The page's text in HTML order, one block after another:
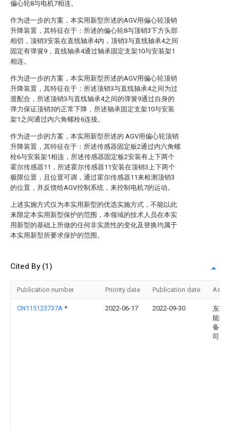
偏心轮8与电机7相连。
作为进一步的方案，本实用新型所述的AGV用偏心轮顶销
升降装置，其特征在于：所述的偏心轮8与顶销3下方头部
相切，顶销3安装在直线轴承4内，顶销3与直线轴承4之间
固定有弹簧9，直线轴承4通过轴承固定支架10与安装架1
相连。
作为进一步的方案，本实用新型所述的AGV用偏心轮顶销
升降装置，其特征在于：所述顶销3与直线轴承4之间为过
渡配合，所述顶销3与直线轴承4之间的弹簧9通过自身的
弹力保证顶销3的正常下降，所述轴承固定支架10与安装
架1之间通过内六角螺栓6连接。
作为进一步的方案，本实用新型所述的 AGV用偏心轮顶销
升降装置，其特征在于：所述传感器固定板2通过内六角螺
栓6与安装架1相连，所述传感器固定板2安装有上下两个
霍尔传感器11，所述霍尔传感器11安装在顶销3上下两个
极限位置，且位置可调，通过霍尔传感器11来检测顶销3
的位置，并反馈给AGV控制系统，来控制电机7的运动。
上述实施方式仅为本实用新型的优选实施方式，不能以此
来限定本实用新型保护的范围，本领域的技术人员在本实
用新型的基础上所做的任何非实质性的变化及替换均属于
本实用新型所要求保护的范围。
Cited By (1)
Publication number Priority date Publication date
CN115123737A * 2022-06-17 2022-09-30
东莞
能精
备有
司